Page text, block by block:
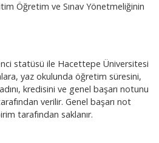
Öğretim ve Sınav Yönetmeliğinin
statüsü ile Hacettepe Üniversitesi
yaz okulunda öğretim süresini,
kredisini ve genel başarı notunu
verilir. Genel başarı not
tarafından saklanır.